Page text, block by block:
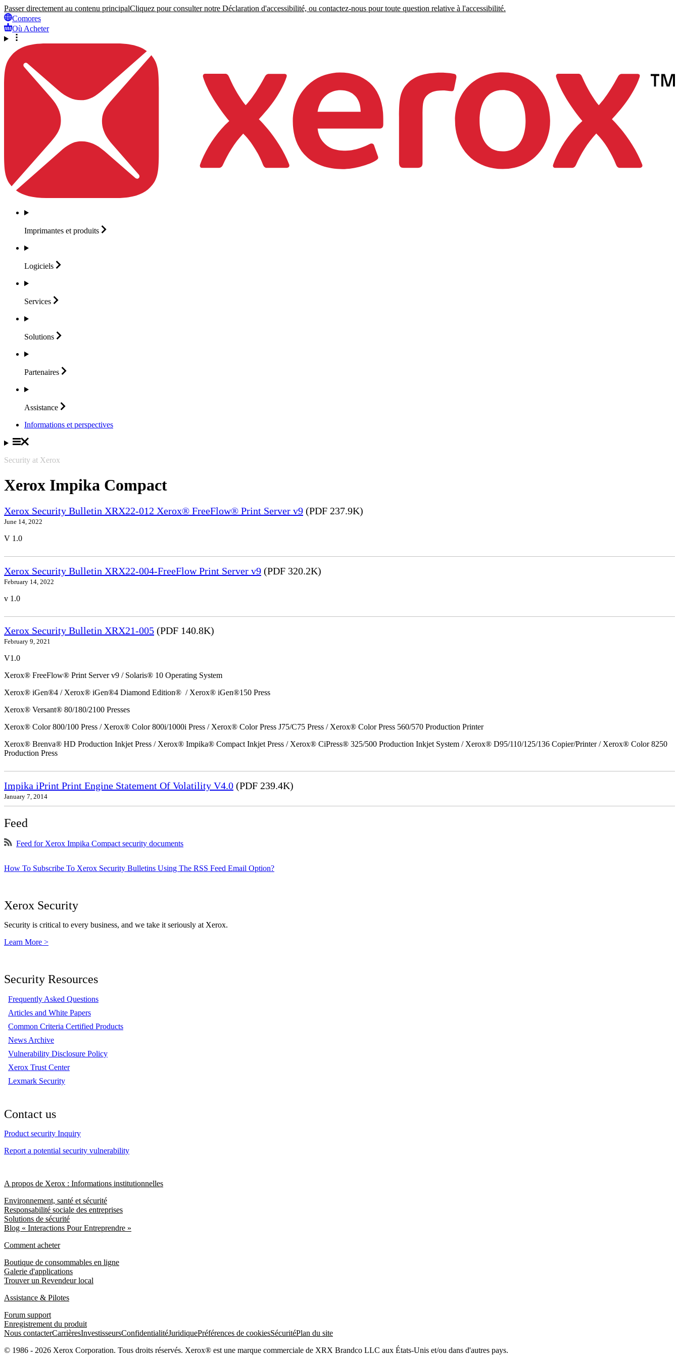
Passer directement au contenu principalCliquez pour consulter notre Déclaration d'accessibilité, ou contactez-nous pour toute question relative à l'accessibilité.
Comores
Où Acheter
Imprimantes et produits
Logiciels
Services
Solutions
Partenaires
Assistance
Informations et perspectives
Security at Xerox
Xerox Impika Compact
Xerox Security Bulletin XRX22-012 Xerox® FreeFlow® Print Server v9 (PDF 237.9K)
June 14, 2022
V 1.0
Xerox Security Bulletin XRX22-004-FreeFlow Print Server v9 (PDF 320.2K)
February 14, 2022
v 1.0
Xerox Security Bulletin XRX21-005 (PDF 140.8K)
February 9, 2021
V1.0
Xerox® FreeFlow® Print Server v9 / Solaris® 10 Operating System
Xerox® iGen®4 / Xerox® iGen®4 Diamond Edition® / Xerox® iGen®150 Press
Xerox® Versant® 80/180/2100 Presses
Xerox® Color 800/100 Press / Xerox® Color 800i/1000i Press / Xerox® Color Press J75/C75 Press / Xerox® Color Press 560/570 Production Printer
Xerox® Brenva® HD Production Inkjet Press / Xerox® Impika® Compact Inkjet Press / Xerox® CiPress® 325/500 Production Inkjet System / Xerox® D95/110/125/136 Copier/Printer / Xerox® Color 8250
Production Press
Impika iPrint Print Engine Statement Of Volatility V4.0 (PDF 239.4K)
January 7, 2014
Feed
Feed for Xerox Impika Compact security documents
How To Subscribe To Xerox Security Bulletins Using The RSS Feed Email Option?
Xerox Security
Security is critical to every business, and we take it seriously at Xerox.
Learn More >
Security Resources
Frequently Asked Questions
Articles and White Papers
Common Criteria Certified Products
News Archive
Vulnerability Disclosure Policy
Xerox Trust Center
Lexmark Security
Contact us
Product security Inquiry
Report a potential security vulnerability
A propos de Xerox : Informations institutionnelles
Environnement, santé et sécurité
Responsabilité sociale des entreprises
Solutions de sécurité
Blog « Interactions Pour Entreprendre »
Comment acheter
Boutique de consommables en ligne
Galerie d'applications
Trouver un Revendeur local
Assistance & Pilotes
Forum support
Enregistrement du produit
Nous contacterCarrièresInvestisseursConfidentialitéJuridiquePréférences de cookiesSécuritéPlan du site
© 1986 - 2026 Xerox Corporation. Tous droits réservés. Xerox® est une marque commerciale de XRX Brandco LLC aux États-Unis et/ou dans d'autres pays.